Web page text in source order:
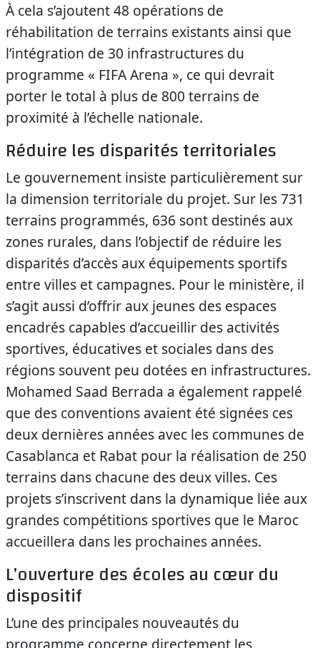
À cela s’ajoutent 48 opérations de
réhabilitation de terrains existants ainsi que
l’intégration de 30 infrastructures du
programme « FIFA Arena », ce qui devrait
porter le total à plus de 800 terrains de
proximité à l’échelle nationale.
Réduire les disparités territoriales
Le gouvernement insiste particulièrement sur
la dimension territoriale du projet. Sur les 731
terrains programmés, 636 sont destinés aux
zones rurales, dans l’objectif de réduire les
disparités d’accès aux équipements sportifs
entre villes et campagnes. Pour le ministère, il
s’agit aussi d’offrir aux jeunes des espaces
encadrés capables d’accueillir des activités
sportives, éducatives et sociales dans des
régions souvent peu dotées en infrastructures.
Mohamed Saad Berrada a également rappelé
que des conventions avaient été signées ces
deux dernières années avec les communes de
Casablanca et Rabat pour la réalisation de 250
terrains dans chacune des deux villes. Ces
projets s’inscrivent dans la dynamique liée aux
grandes compétitions sportives que le Maroc
accueillera dans les prochaines années.
L’ouverture des écoles au cœur du
dispositif
L’une des principales nouveautés du
programme concerne directement les